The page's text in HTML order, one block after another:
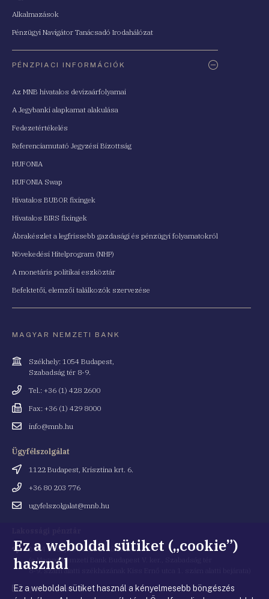
Alkalmazások
Pénzügyi Navigátor Tanácsadó Irodahálózat
PÉNZPIACI INFORMÁCIÓK
Az MNB hivatalos devizaárfolyamai
A Jegybanki alapkamat alakulása
Fedezetértékelés
Referenciamutató Jegyzési Bizottság
HUFONIA
HUFONIA Swap
Hivatalos BUBOR fixingek
Hivatalos BIRS fixingek
Ábrakészlet a legfrissebb gazdasági és pénzügyi folyamatokról
Növekedési Hitelprogram (NHP)
A monetáris politikai eszköztár
Befektetői, elemzői találkozók szervezése
MAGYAR NEMZETI BANK
Cím
Székhely: 1054 Budapest,
Szabadság tér 8-9.
Telefonszám
Tel.: +36 (1) 428 2600
Fax
Fax: +36 (1) 429 8000
Emailinfo@mnb.hu
Ügyfélszolgálat
Cím
1122 Budapest, Krisztina krt. 6.
Telefonszám
+36 80 203 776
Emailugyfelszolgalat@mnb.hu
Cím 1054 Budapest, Kiss Ernő utca 1.
(a Magyar Nemzeti Bank Budapest V. ker., Szabadság tér
8-9. szám alatti székházának Kiss Ernő utca 1. szám alatti bejárata)
Email penztar@mnb.hu
Ez a weboldal sütiket („cookie”)
használ
Ez a weboldal sütiket használ a kényelmesebb böngészés